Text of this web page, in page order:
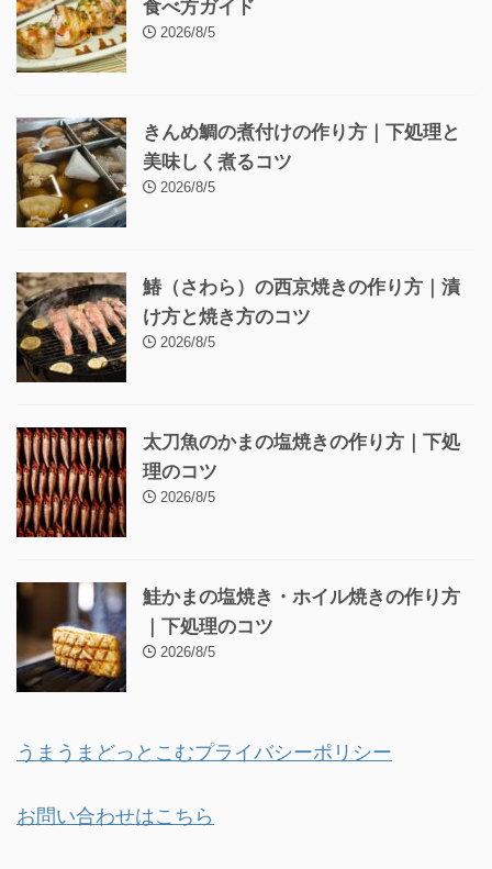
食べ方ガイド
2026/8/5
きんめ鯛の煮付けの作り方｜下処理と
美味しく煮るコツ
2026/8/5
鰆（さわら）の西京焼きの作り方｜漬
け方と焼き方のコツ
2026/8/5
太刀魚のかまの塩焼きの作り方｜下処
理のコツ
2026/8/5
鮭かまの塩焼き・ホイル焼きの作り方
｜下処理のコツ
2026/8/5
うまうまどっとこむプライバシーポリシー
お問い合わせはこちら